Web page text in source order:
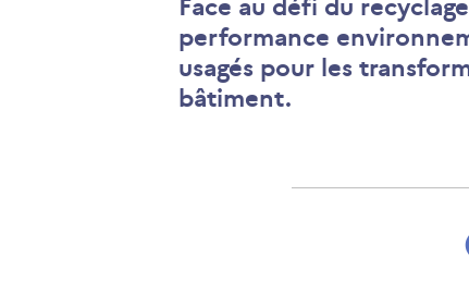
Face au défi du
performance
usagés pour les
bâtiment.